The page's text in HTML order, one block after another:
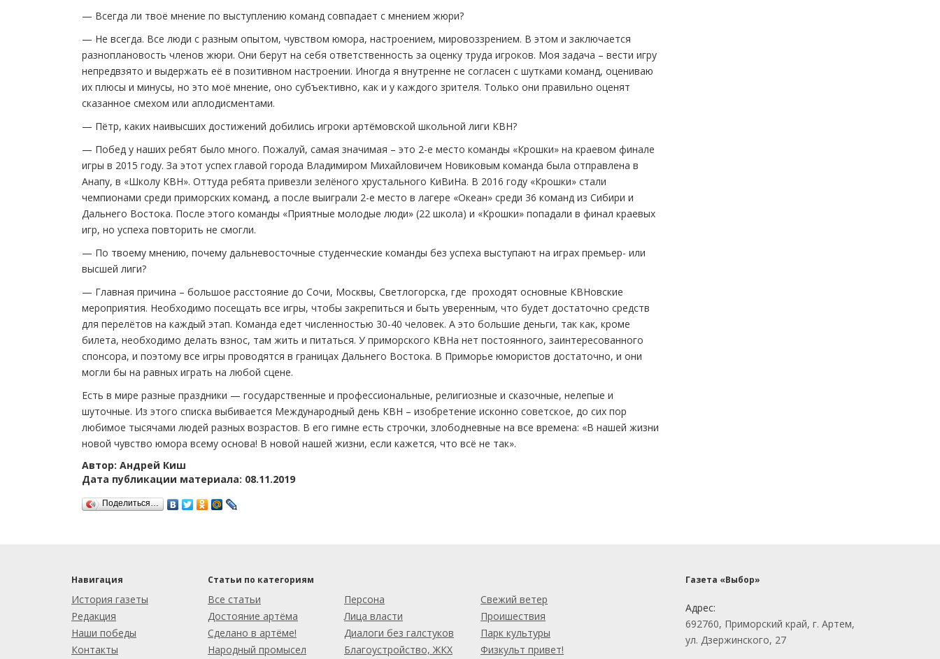
— Всегда ли твоё мнение по выступлению команд совпадает с мнением жюри?
— Не всегда. Все люди с разным опытом, чувством юмора, настроением, мировоззрением. В этом и заключается
разноплановость членов жюри. Они берут на себя ответственность за оценку труда игроков. Моя задача – вести игру
непредвзято и выдержать её в позитивном настроении. Иногда я внутренне не согласен с шутками команд, оцениваю
их плюсы и минусы, но это моё мнение, оно субъективно, как и у каждого зрителя. Только они правильно оценят
сказанное смехом или аплодисментами.
— Пётр, каких наивысших достижений добились игроки артёмовской школьной лиги КВН?
— Побед у наших ребят было много. Пожалуй, самая значимая – это 2-е место команды «Крошки» на краевом финале
игры в 2015 году. За этот успех главой города Владимиром Михайловичем Новиковым команда была отправлена в
Анапу, в «Школу КВН». Оттуда ребята привезли зелёного хрустального КиВиНа. В 2016 году «Крошки» стали
чемпионами среди приморских команд, а после выиграли 2-е место в лагере «Океан» среди 36 команд из Сибири и
Дальнего Востока. После этого команды «Приятные молодые люди» (22 школа) и «Крошки» попадали в финал краевых
игр, но успеха повторить не смогли.
— По твоему мнению, почему дальневосточные студенческие команды без успеха выступают на играх премьер- или
высшей лиги?
— Главная причина – большое расстояние до Сочи, Москвы, Светлогорска, где проходят основные КВНовские
мероприятия. Необходимо посещать все игры, чтобы закрепиться и быть уверенным, что будет достаточно средств
для перелётов на каждый этап. Команда едет численностью 30-40 человек. А это большие деньги, так как, кроме
билета, необходимо делать взнос, там жить и питаться. У приморского КВНа нет постоянного, заинтересованного
спонсора, и поэтому все игры проводятся в границах Дальнего Востока. В Приморье юмористов достаточно, и они
могли бы на равных играть на любой сцене.
Есть в мире разные праздники — государственные и профессиональные, религиозные и сказочные, нелепые и
шуточные. Из этого списка выбивается Международный день КВН – изобретение исконно советское, до сих пор
любимое тысячами людей разных возрастов. В его гимне есть строчки, злободневные на все времена: «В нашей жизни
новой чувство юмора всему основа! В новой нашей жизни, если кажется, что всё не так».
Автор: Андрей Киш
Дата публикации материала: 08.11.2019
Поделиться…
Навигация
История газеты
Редакция
Наши победы
Контакты
Статьи по категориям
Все статьи
Достояние артёма
Сделано в артёме!
Народный промысел
Персона
Лица власти
Диалоги без галстуков
Благоустройство, ЖКХ
Свежий ветер
Проишествия
Парк культуры
Физкульт привет!
Газета «Выбор»
Адрес:
692760, Приморский край, г. Артем,
ул. Дзержинского, 27